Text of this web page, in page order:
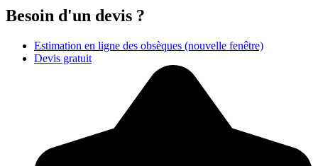
Besoin d'un devis ?
Estimation en ligne des obsèques (nouvelle fenêtre)
Devis gratuit